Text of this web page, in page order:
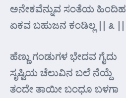
ಅನೇಕವೆನ್ನುವ ಸಂತೆಯ ಹಿಂದಿಹ
ಏಕವ ಬಹುಜನ ಕಂಡಿಲ್ಲ || ೩ ||
ಹೆಣ್ಣು ಗಂಡುಗಳ ಭೇದವ ಗೈದು
ಸೃಷ್ಟಿಯ ಚೆಲುವಿನ ಬಲೆ ನೆಯ್ದೆ
ತಂದೇ ತಾಯೀ ಬಂಧೂ ಬಳಗಾ